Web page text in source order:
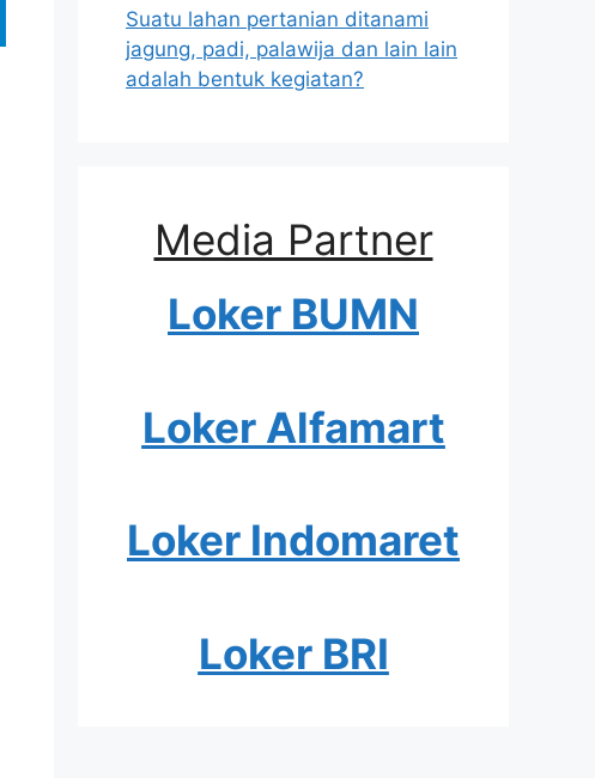
Suatu lahan pertanian ditanami
jagung, padi, palawija dan lain lain
adalah bentuk kegiatan?
Media Partner
Loker BUMN
Loker Alfamart
Loker Indomaret
Loker BRI